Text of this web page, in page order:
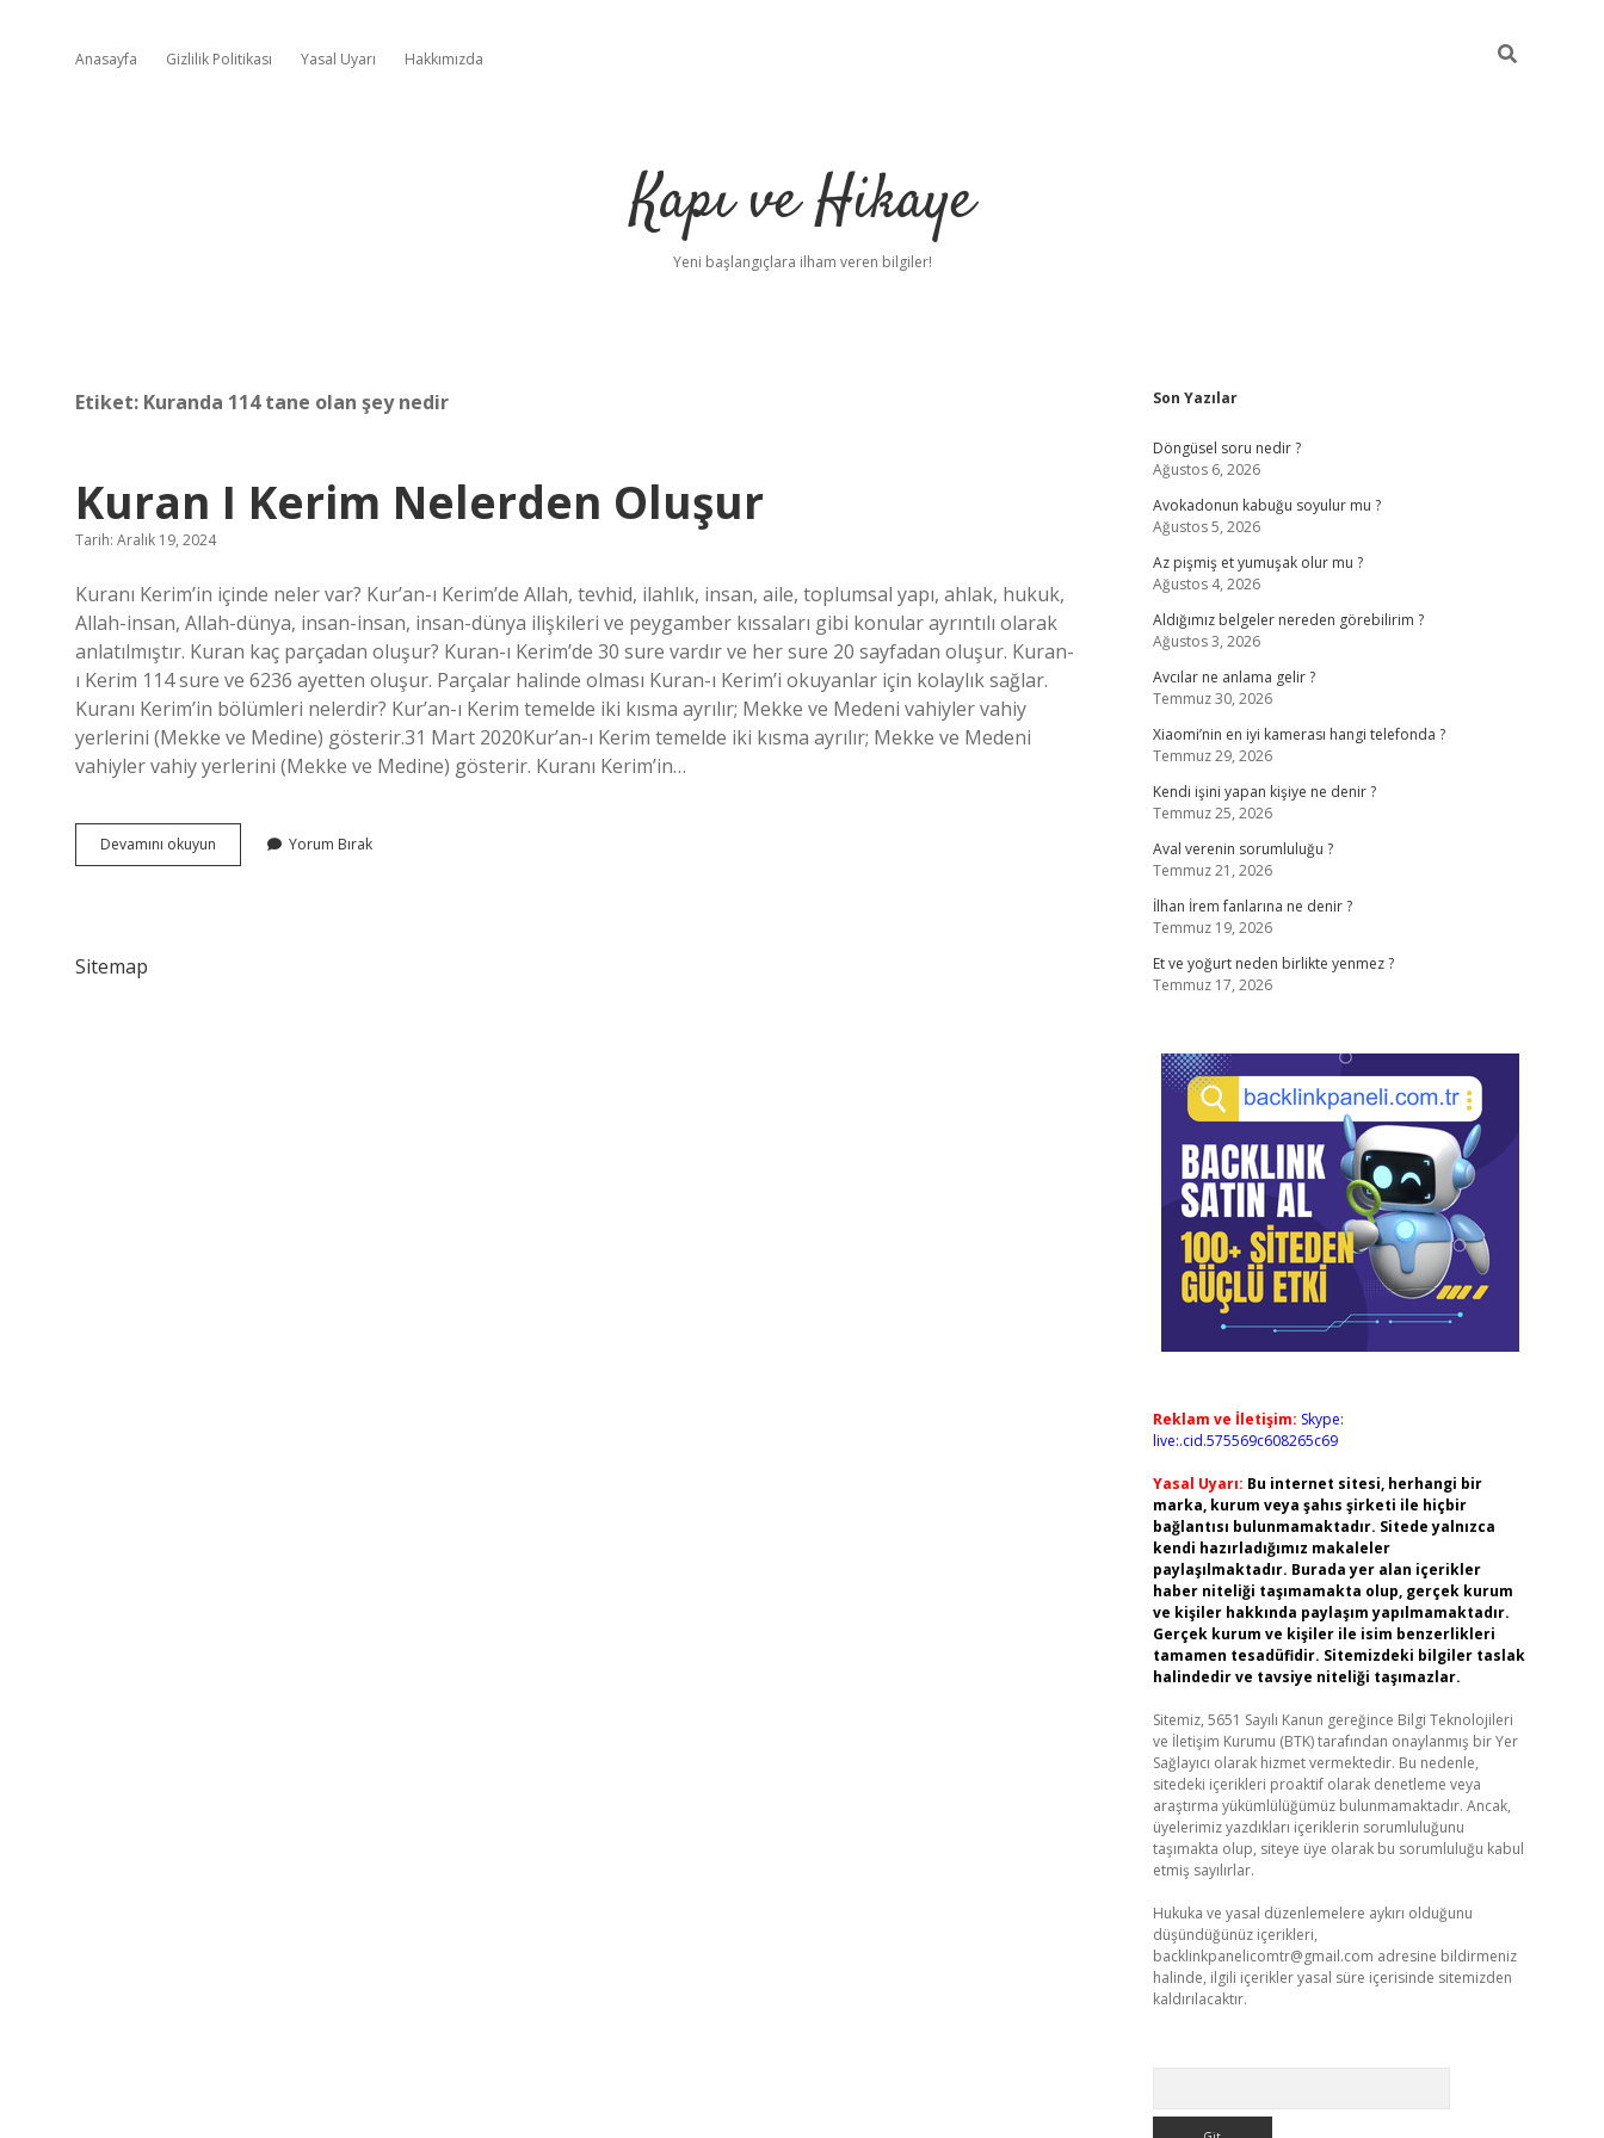
Anasayfa Gizlilik Politikası Yasal Uyarı Hakkımızda
Kapı ve Hikaye
Yeni başlangıçlara ilham veren bilgiler!
Etiket: Kuranda 114 tane olan şey nedir
Kuran I Kerim Nelerden Oluşur
Tarih: Aralık 19, 2024
Kuranı Kerim’in içinde neler var? Kur’an-ı Kerim’de Allah, tevhid, ilahlık, insan, aile, toplumsal yapı, ahlak, hukuk,
Allah-insan, Allah-dünya, insan-insan, insan-dünya ilişkileri ve peygamber kıssaları gibi konular ayrıntılı olarak
anlatılmıştır. Kuran kaç parçadan oluşur? Kuran-ı Kerim’de 30 sure vardır ve her sure 20 sayfadan oluşur. Kuran-
ı Kerim 114 sure ve 6236 ayetten oluşur. Parçalar halinde olması Kuran-ı Kerim’i okuyanlar için kolaylık sağlar.
Kuranı Kerim’in bölümleri nelerdir? Kur’an-ı Kerim temelde iki kısma ayrılır; Mekke ve Medeni vahiyler vahiy
yerlerini (Mekke ve Medine) gösterir.31 Mart 2020Kur’an-ı Kerim temelde iki kısma ayrılır; Mekke ve Medeni
vahiyler vahiy yerlerini (Mekke ve Medine) gösterir. Kuranı Kerim’in…
Devamını okuyun
I
Yorum Bırak
Sitemap
Sidebar
Son Yazılar
Döngüsel soru nedir ?
Ağustos 6, 2026
Avokadonun kabuğu soyulur mu ?
Ağustos 5, 2026
Az pişmiş et yumuşak olur mu ?
Ağustos 4, 2026
Aldığımız belgeler nereden görebilirim ?
Ağustos 3, 2026
Avcılar ne anlama gelir ?
Temmuz 30, 2026
Xiaomi’nin en iyi kamerası hangi telefonda ?
Temmuz 29, 2026
Kendi işini yapan kişiye ne denir ?
Temmuz 25, 2026
Aval verenin sorumluluğu ?
Temmuz 21, 2026
İlhan İrem fanlarına ne denir ?
Temmuz 19, 2026
Et ve yoğurt neden birlikte yenmez ?
Temmuz 17, 2026
Reklam ve İletişim: Skype:
live:.cid.575569c608265c69
Yasal Uyarı: Bu internet sitesi, herhangi bir
marka, kurum veya şahıs şirketi ile hiçbir
bağlantısı bulunmamaktadır. Sitede yalnızca
kendi hazırladığımız makaleler
paylaşılmaktadır. Burada yer alan içerikler
haber niteliği taşımamakta olup, gerçek kurum
ve kişiler hakkında paylaşım yapılmamaktadır.
Gerçek kurum ve kişiler ile isim benzerlikleri
tamamen tesadüfidir. Sitemizdeki bilgiler taslak
halindedir ve tavsiye niteliği taşımazlar.
Sitemiz, 5651 Sayılı Kanun gereğince Bilgi Teknolojileri
ve İletişim Kurumu (BTK) tarafından onaylanmış bir Yer
Sağlayıcı olarak hizmet vermektedir. Bu nedenle,
sitedeki içerikleri proaktif olarak denetleme veya
araştırma yükümlülüğümüz bulunmamaktadır. Ancak,
üyelerimiz yazdıkları içeriklerin sorumluluğunu
taşımakta olup, siteye üye olarak bu sorumluluğu kabul
etmiş sayılırlar.
Hukuka ve yasal düzenlemelere aykırı olduğunu
düşündüğünüz içerikleri,
backlinkpanelicomtr@gmail.com adresine bildirmeniz
halinde, ilgili içerikler yasal süre içerisinde sitemizden
kaldırılacaktır.